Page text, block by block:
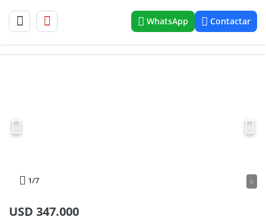
WhatsApp Contactar
1/7 0
USD 347.000